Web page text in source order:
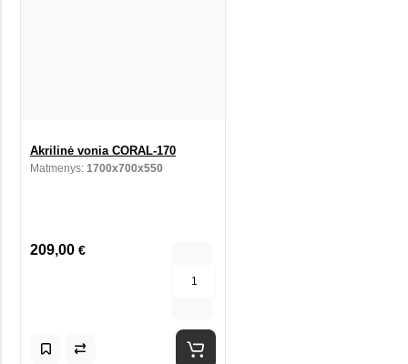
Akrilinė vonia CORAL-170
Matmenys: 1700x700x550
209,00 €